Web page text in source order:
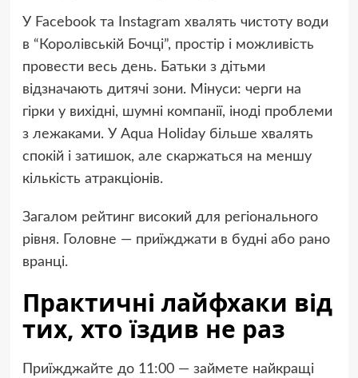
У Facebook та Instagram хвалять чистоту води
в “Королівській Бочці”, простір і можливість
провести весь день. Батьки з дітьми
відзначають дитячі зони. Мінуси: черги на
гірки у вихідні, шумні компанії, іноді проблеми
з лежаками. У Aqua Holiday більше хвалять
спокій і затишок, але скаржаться на меншу
кількість атракціонів.
Загалом рейтинг високий для регіонального
рівня. Головне — приїжджати в будні або рано
вранці.
Практичні лайфхаки від
тих, хто їздив не раз
Приїжджайте до 11:00 — займете найкращі